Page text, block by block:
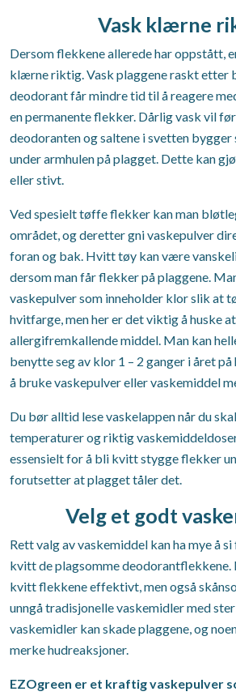
Vask klærne
Dersom flekkene allerede har oppstått,
klærne riktig. Vask plaggene raskt etter
deodorant får mindre tid til å reagere
en permanente flekker. Dårlig vask vil
deodoranten og saltene i svetten
under armhulen på plagget. Dette kan
eller stivt.
Ved spesielt tøffe flekker kan man
området, og deretter gni vaskepulver
foran og bak. Hvitt tøy kan være
dersom man får flekker på plaggene.
vaskepulver som inneholder klor slik at
hvitfarge, men her er det viktig å huske
allergifremkallende middel. Man kan
benytte seg av klor 1 – 2 ganger i året
å bruke vaskepulver eller vaskemiddel
Du bør alltid lese vaskelappen når du
temperaturer og riktig
essensielt for å bli kvitt stygge flekker
forutsetter at plagget tåler det.
Velg et godt
Rett valg av vaskemiddel kan ha mye å
kvitt de plagsomme
kvitt flekkene effektivt, men også
unngå tradisjonelle vaskemidler med
vaskemidler kan skade plaggene, og
merke hudreaksjoner.
EZOgreen er et kraftig vaskepulver